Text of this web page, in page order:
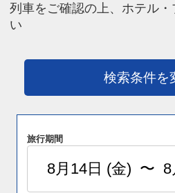
列車をご確認の上、ホテル
い
検索条件を
旅行期間